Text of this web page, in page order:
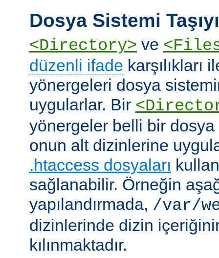
Dosya Sistemi
<Directory> ve
düzenli ifade karşılıkları
yönergeleri dosya
uygularlar. Bir
yönergeler belli bir
onun alt dizinlerine
.htaccess dosyaları
sağlanabilir. Örneğin
yapılandırmada, /var/
dizinlerinde dizin
kılınmaktadır.